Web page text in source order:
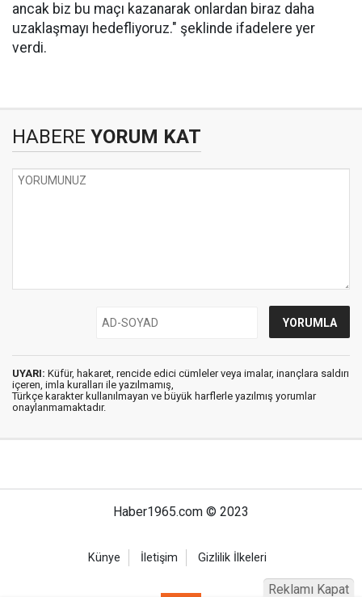
ancak biz bu maçı kazanarak onlardan biraz daha
uzaklaşmayı hedefliyoruz." şeklinde ifadelere yer
verdi.
HABERE YORUM KAT
UYARI: Küfür, hakaret, rencide edici cümleler veya imalar, inançlara saldırı
içeren, imla kuralları ile yazılmamış,
Türkçe karakter kullanılmayan ve büyük harflerle yazılmış yorumlar
onaylanmamaktadır.
Haber1965.com © 2023
Künye İletişim Gizlilik İlkeleri
Reklamı Kapat